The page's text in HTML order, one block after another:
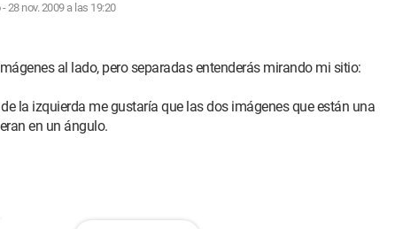
-28 nov. 2009 a las 19:20
al lado, pero separadas entenderás mirando mi sitio:
la izquierda me gustaría que las dos imágenes que están una
en un ángulo.